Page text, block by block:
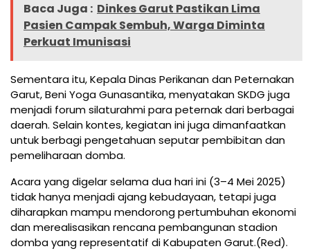
Baca Juga : Dinkes Garut Pastikan Lima
Pasien Campak Sembuh, Warga Diminta
Perkuat Imunisasi
Sementara itu, Kepala Dinas Perikanan dan Peternakan
Garut, Beni Yoga Gunasantika, menyatakan SKDG juga
menjadi forum silaturahmi para peternak dari berbagai
daerah. Selain kontes, kegiatan ini juga dimanfaatkan
untuk berbagi pengetahuan seputar pembibitan dan
pemeliharaan domba.
Acara yang digelar selama dua hari ini (3–4 Mei 2025)
tidak hanya menjadi ajang kebudayaan, tetapi juga
diharapkan mampu mendorong pertumbuhan ekonomi
dan merealisasikan rencana pembangunan stadion
domba yang representatif di Kabupaten Garut.(Red).